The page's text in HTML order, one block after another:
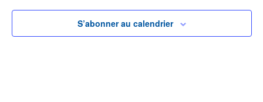
S’abonner au calendrier